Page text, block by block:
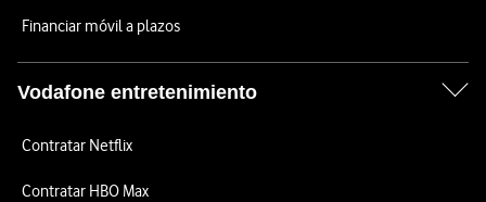
Financiar móvil a plazos
Vodafone entretenimiento
Contratar Netflix
Contratar HBO Max